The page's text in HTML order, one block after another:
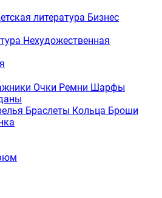
литература Бизнес
Нехудожественная
Очки Ремни Шарфы
Браслеты Кольца Броши